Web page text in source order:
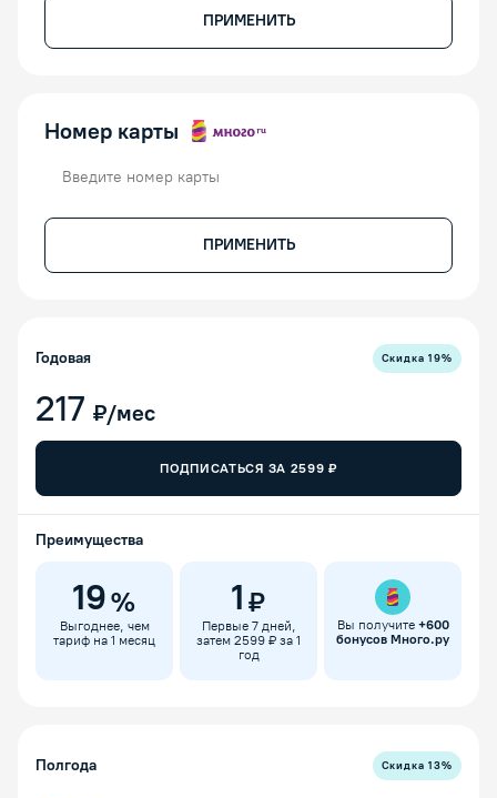
ПРИМЕНИТЬ
Номер карты
ПРИМЕНИТЬ
Годовая Скидка19%
217 ₽/мес
ПОДПИСАТЬСЯ ЗА 2599 ₽
Преимущества
19%
Выгоднее, чем
тариф на 1 месяц
1 ₽
Первые 7 дней,
затем 2599 ₽ за 1
год
Вы получите +600
бонусов Много.ру
Полгода Скидка13%